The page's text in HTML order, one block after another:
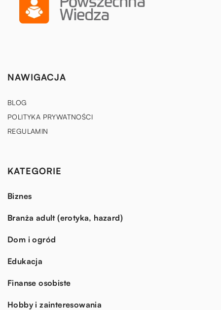
NAWIGACJA
BLOG
POLITYKA PRYWATNOŚCI
REGULAMIN
KATEGORIE
Biznes
Branża adult (erotyka, hazard)
Dom i ogród
Edukacja
Finanse osobiste
Hobby i zainteresowania